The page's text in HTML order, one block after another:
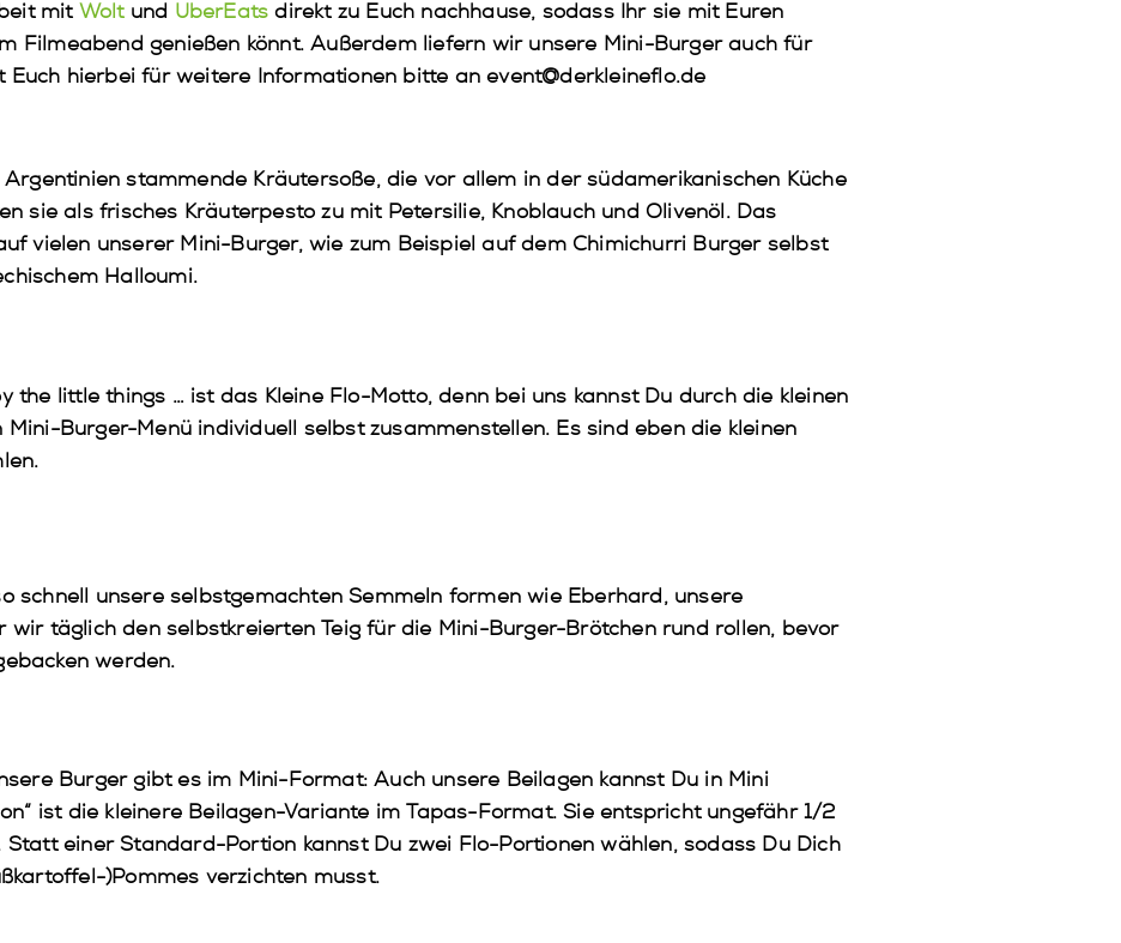
mit Woltund UberEats direkt zu Euch nachhause, sodass Ihr sie mit Euren
Filmeabend genießen könnt. Außerdem liefern wir unsere Mini-Burger auch für
Euch hierbei für weitere Informationen bitte an event@derkleineflo.de
stammende Kräutersoße, die vor allem in der südamerikanischen Küche
sie als frisches Kräuterpesto zu mit Petersilie, Knoblauch und Olivenöl. Das
vielen unserer Mini-Burger, wie zum Beispiel auf dem Chimichurri Burger selbst
Halloumi.
the little things … ist das Kleine Flo-Motto, denn bei uns kannst Du durch die kleinen
Mini-Burger-Menü individuell selbst zusammenstellen. Es sind eben die kleinen
schnell unsere selbstgemachten Semmeln formen wie Eberhard, unsere
wir täglich den selbstkreierten Teig für die Mini-Burger-Brötchen rund rollen, bevor
werden.
Burger gibt es im Mini-Format: Auch unsere Beilagen kannst Du in Mini
ist die kleinere Beilagen-Variante im Tapas-Format. Sie entspricht ungefähr 1/2
einer Standard-Portion kannst Du zwei Flo-Portionen wählen, sodass Du Dich
)Pommes verzichten musst.